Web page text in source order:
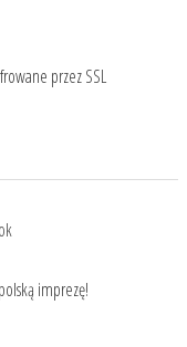
przez SSL
imprezę!